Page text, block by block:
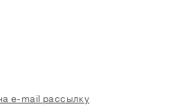
e-mail рассылку